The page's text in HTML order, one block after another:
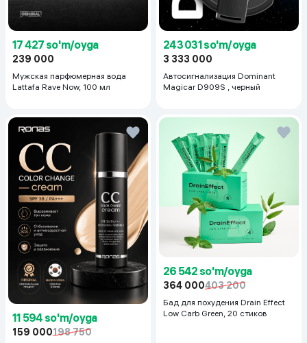
17 427 so'm/oyga
239 000
Мужская парфюмерная вода
Lattafa Rave Now, 100 мл
243 031 so'm/oyga
3 333 000
Автосигнализация Dominant
Magicar D909S , черный
11 594 so'm/oyga
159 000198 750
26 542 so'm/oyga
364 000403 200
Бад для похудения Drain Effect
Low Carb Green, 20 стиков